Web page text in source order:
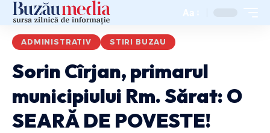
Aa
ADMINISTRATIV STIRI BUZAU
Sorin Cîrjan, primarul
municipiului Rm. Sărat: O
SEARĂ DE POVESTE!